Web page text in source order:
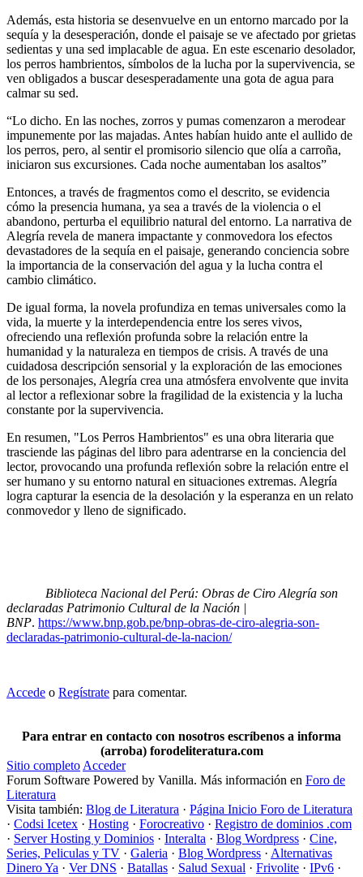
Además, esta historia se desenvuelve en un entorno marcado por la
sequía y la desesperación, donde el paisaje se ve afectado por grietas
sedientas y una sed implacable de agua. En este escenario desolador,
los perros hambrientos, símbolos de la lucha por la supervivencia, se
ven obligados a buscar desesperadamente una gota de agua para
calmar su sed.
“Lo dicho. En las noches, zorros y pumas comenzaron a merodear
impunemente por las majadas. Antes habían huido ante el aullido de
los perros, pero, al sentir el promisorio silencio que olía a carroña,
iniciaron sus excursiones. Cada noche aumentaban los asaltos”
Entonces, a través de fragmentos como el descrito, se evidencia
cómo la presencia humana, ya sea a través de la violencia o el
abandono, perturba el equilibrio natural del entorno. La narrativa de
Alegría revela de manera impactante y conmovedora los efectos
devastadores de la sequía en el paisaje, generando conciencia sobre
la importancia de la conservación del agua y la lucha contra el
cambio climático.
De igual forma, la novela profundiza en temas universales como la
vida, la muerte y la interdependencia entre los seres vivos,
ofreciendo una reflexión profunda sobre la relación entre la
humanidad y la naturaleza en tiempos de crisis. A través de una
cuidadosa descripción sensorial y la exploración de las emociones
de los personajes, Alegría crea una atmósfera envolvente que invita
al lector a reflexionar sobre la fragilidad de la existencia y la lucha
constante por la supervivencia.
En resumen, "Los Perros Hambrientos" es una obra literaria que
trasciende las páginas del libro para adentrarse en la conciencia del
lector, provocando una profunda reflexión sobre la relación entre el
ser humano y su entorno natural en situaciones extremas. Alegría
logra capturar la esencia de la desolación y la esperanza en un relato
conmovedor y lleno de significado.
Biblioteca Nacional del Perú: Obras de Ciro Alegría son
declaradas Patrimonio Cultural de la Nación |
BNP. https://www.bnp.gob.pe/bnp-obras-de-ciro-alegria-son-
declaradas-patrimonio-cultural-de-la-nacion/
Accede o Regístrate para comentar.
Para entrar en contacto con nosotros escríbenos a informa
(arroba) forodeliteratura.com
Sitio completo Acceder
Forum Software Powered by Vanilla. Más información en Foro de
Literatura
Visita también: Blog de Literatura · Página Inicio Foro de Literatura
· Codsi Icetex · Hosting · Forocreativo · Registro de dominios .com
· Server Hosting y Dominios · Interalta · Blog Wordpress · Cine,
Series, Peliculas y TV · Galeria · Blog Wordpress · Alternativas
Dinero Ya · Ver DNS · Batallas · Salud Sexual · Frivolite · IPv6 ·